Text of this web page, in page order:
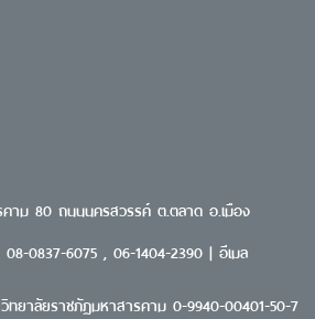
าม 80 ถนนนครสวรรค์ ต.ตลาด อ.เมือง
0837-6075 , 06-1404-2390 | อีเมล
ทยาลัยราชภัฏมหาสารคาม 0-9940-00401-50-7